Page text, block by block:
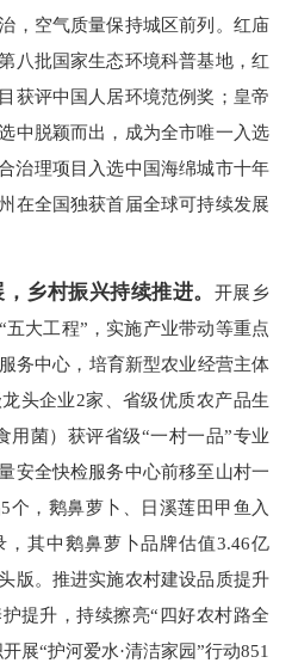
，空气质量保持城区前列。红庙
八批国家生态环境科普基地，红
获评中国人居环境范例奖；皇帝
中脱颖而出，成为全市唯一入选
治理项目入选中国海绵城市十年
在全国独获首届全球可持续发展
乡村振兴持续推进。 开展乡
大工程”，实施产业带动等重点
务中心，培育新型农业经营主体
头企业2家、省级优质农产品生
用菌）获评省级“一村一品”专业
安全快检服务中心前移至山村一
个，鹅鼻萝卜、日溪莲田甲鱼入
其中鹅鼻萝卜品牌估值3.46亿
版。推进实施农村建设品质提升
提升，持续擦亮“四好农村路全
展“护河爱水·清洁家园”行动851